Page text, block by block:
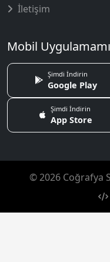
İletişim
Mobil
Şimdi İndirin
Google Play
Şimdi İndirin
App Store
© 2026 Coğrafya